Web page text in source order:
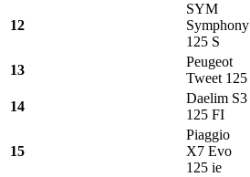
12
SYM
Symphony
125 S
13
Peugeot
Tweet 125
14
Daelim S3
125 FI
15
Piaggio
X7 Evo
125 ie